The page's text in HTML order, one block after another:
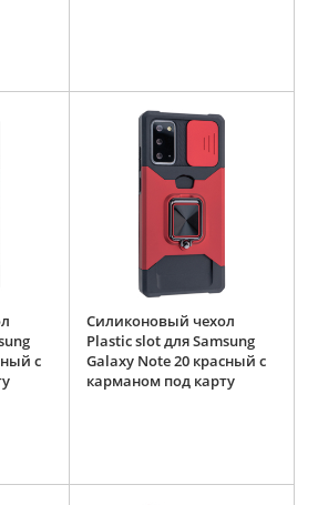
с
Силиконовый чехол
Plastic slot для Samsung
Galaxy Note 20 красный с
карманом под карту